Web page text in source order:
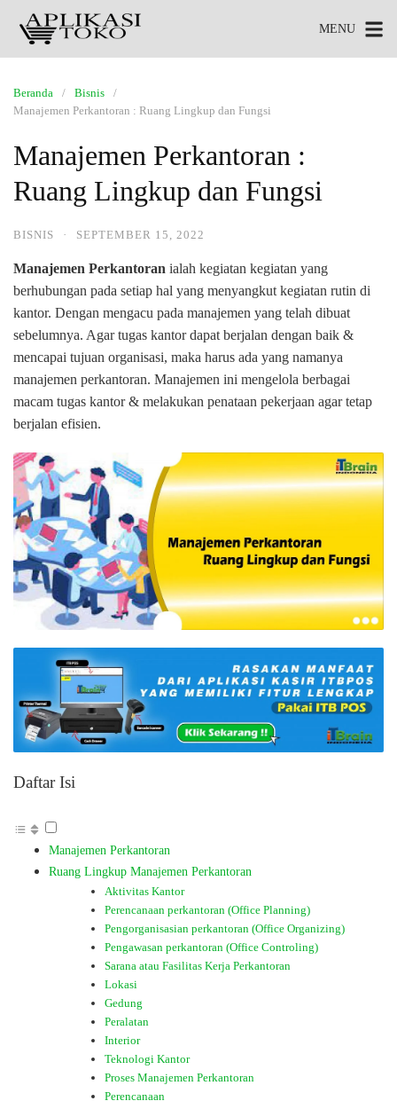
MENU
Beranda
Bisnis
Manajemen Perkantoran : Ruang Lingkup dan Fungsi
Manajemen Perkantoran :
Ruang Lingkup dan Fungsi
BISNIS · SEPTEMBER 15, 2022
Manajemen Perkantoran ialah kegiatan kegiatan yang
berhubungan pada setiap hal yang menyangkut kegiatan rutin di
kantor. Dengan mengacu pada manajemen yang telah dibuat
sebelumnya. Agar tugas kantor dapat berjalan dengan baik &
mencapai tujuan organisasi, maka harus ada yang namanya
manajemen perkantoran. Manajemen ini mengelola berbagai
macam tugas kantor & melakukan penataan pekerjaan agar tetap
berjalan efisien.
Daftar Isi
Manajemen Perkantoran
Ruang Lingkup Manajemen Perkantoran
Aktivitas Kantor
Perencanaan perkantoran (Office Planning)
Pengorganisasian perkantoran (Office Organizing)
Pengawasan perkantoran (Office Controling)
Sarana atau Fasilitas Kerja Perkantoran
Lokasi
Gedung
Peralatan
Interior
Teknologi Kantor
Proses Manajemen Perkantoran
Perencanaan